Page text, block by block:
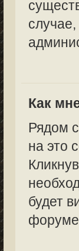
Как
Рядом
на это
будет